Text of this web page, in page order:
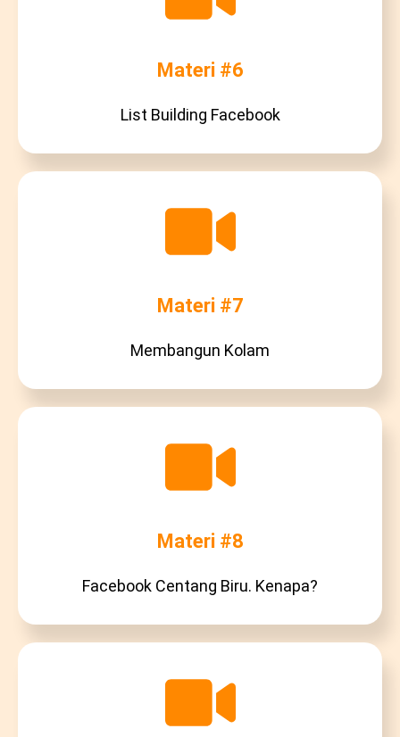
Materi #6
List Building Facebook
Materi #7
Membangun Kolam
Materi #8
Facebook Centang Biru. Kenapa?